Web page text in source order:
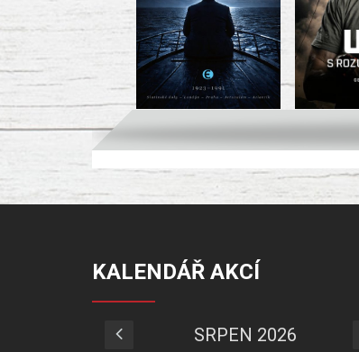
KALENDÁŘ AKCÍ
SRPEN 2026